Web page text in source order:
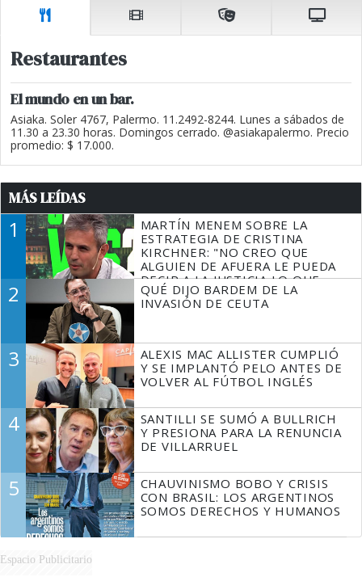
Restaurantes
El mundo en un bar.
Asiaka. Soler 4767, Palermo. 11.2492-8244. Lunes a sábados de
11.30 a 23.30 horas. Domingos cerrado. @asiakapalermo. Precio
promedio: $ 17.000.
MÁS LEÍDAS
1
MARTÍN MENEM SOBRE LA
ESTRATEGIA DE CRISTINA
KIRCHNER: "NO CREO QUE
ALGUIEN DE AFUERA LE PUEDA
DECIR A LA JUSTICIA LO QUE
TIENE QUE HACER"
2
QUÉ DIJO BARDEM DE LA
INVASIÓN DE CEUTA
3
ALEXIS MAC ALLISTER CUMPLIÓ
Y SE IMPLANTÓ PELO ANTES DE
VOLVER AL FÚTBOL INGLÉS
4
SANTILLI SE SUMÓ A BULLRICH
Y PRESIONA PARA LA RENUNCIA
DE VILLARRUEL
5
CHAUVINISMO BOBO Y CRISIS
CON BRASIL: LOS ARGENTINOS
SOMOS DERECHOS Y HUMANOS
Espacio Publicitario